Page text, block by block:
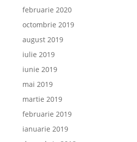
februarie 2020
octombrie 2019
august 2019
iulie 2019
iunie 2019
mai 2019
martie 2019
februarie 2019
ianuarie 2019